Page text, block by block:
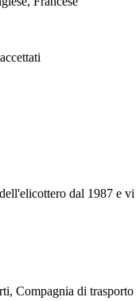
dal 1987 e
, Compagnia di trasporto